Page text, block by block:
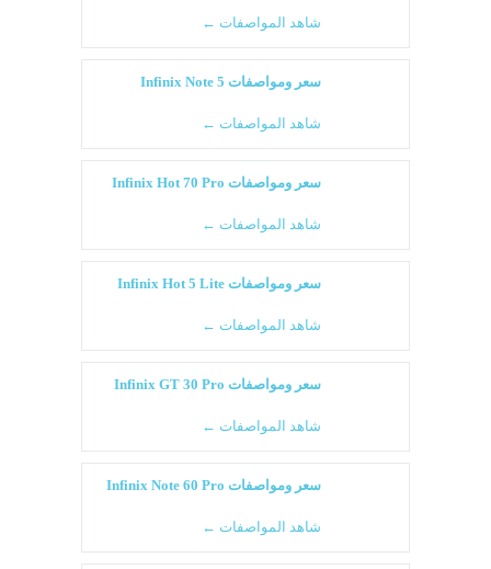
شاهد المواصفات ←
سعر ومواصفات Infinix Note 5
شاهد المواصفات ←
سعر ومواصفات Infinix Hot 70 Pro
شاهد المواصفات ←
سعر ومواصفات Infinix Hot 5 Lite
شاهد المواصفات ←
سعر ومواصفات Infinix GT 30 Pro
شاهد المواصفات ←
سعر ومواصفات Infinix Note 60 Pro
شاهد المواصفات ←